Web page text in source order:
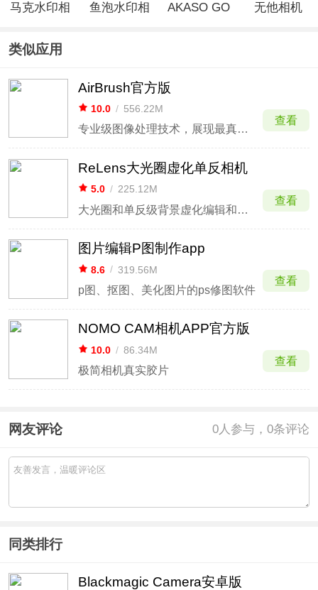
马克水印相
鱼泡水印相
AKASO GO
无他相机
类似应用
AirBrush官方版
10.0 / 556.22M
专业级图像处理技术，展现最真实的自己
查看
ReLens大光圈虚化单反相机
5.0 / 225.12M
大光圈和单反级背景虚化编辑和拍照软件
查看
图片编辑P图制作app
8.6 / 319.56M
p图、抠图、美化图片的ps修图软件
查看
NOMO CAM相机APP官方版
10.0 / 86.34M
极简相机真实胶片
查看
网友评论 0人参与，0条评论
同类排行
Blackmagic Camera安卓版